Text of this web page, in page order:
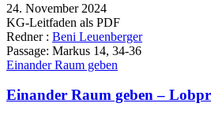
24. November 2024
KG-Leitfaden als PDF
Redner : Beni Leuenberger
Passage: Markus 14, 34-36
Einander Raum geben
Einander Raum geben –